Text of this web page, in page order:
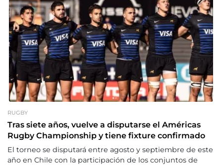
RUGBY
Tras siete años, vuelve a disputarse el Américas
Rugby Championship y tiene fixture confirmado
El torneo se disputará entre agosto y septiembre de este
año en Chile con la participación de los conjuntos de